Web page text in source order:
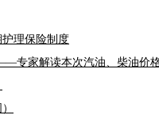
理保险制度
专家解读本次汽油、柴油价